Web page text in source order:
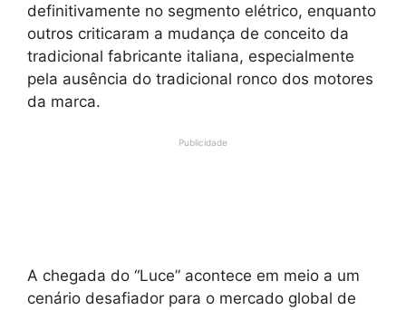
definitivamente no segmento elétrico, enquanto
outros criticaram a mudança de conceito da
tradicional fabricante italiana, especialmente
pela ausência do tradicional ronco dos motores
da marca.
Publicidade
A chegada do “Luce” acontece em meio a um
cenário desafiador para o mercado global de